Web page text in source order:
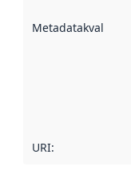
Metadatakvalitet
URI: